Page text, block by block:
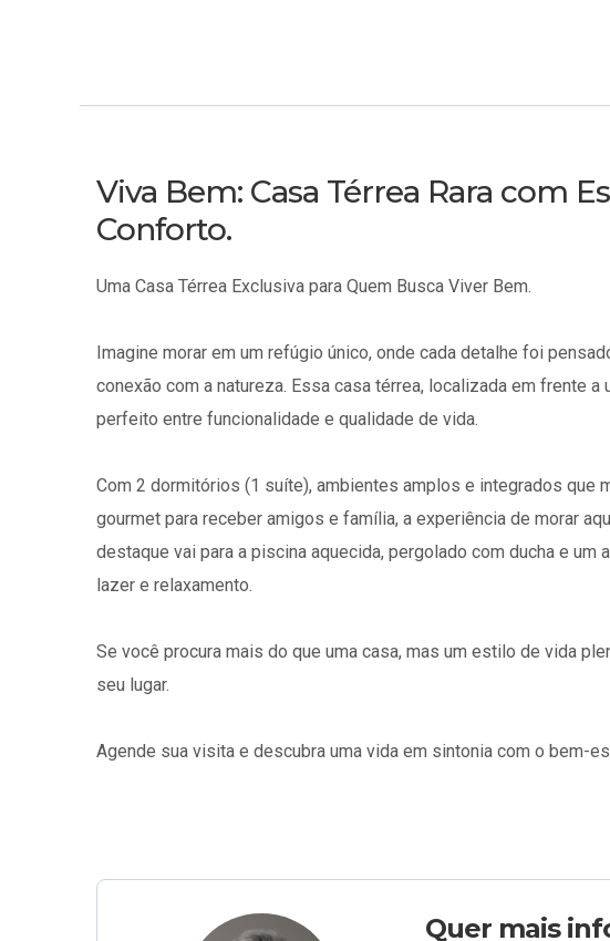
Viva Bem: Casa Térrea Rara com
Conforto.
Uma Casa Térrea Exclusiva para Quem Busca Viver Bem.
Imagine morar em um refúgio único, onde cada detalhe foi
conexão com a natureza. Essa casa térrea, localizada em frente
perfeito entre funcionalidade e qualidade de vida.
Com 2 dormitórios (1 suíte), ambientes amplos e integrados que
gourmet para receber amigos e família, a experiência de morar
destaque vai para a piscina aquecida, pergolado com ducha e um
lazer e relaxamento.
Se você procura mais do que uma casa, mas um estilo de vida
seu lugar.
Agende sua visita e descubra uma vida em sintonia com o bem-
Quer mais